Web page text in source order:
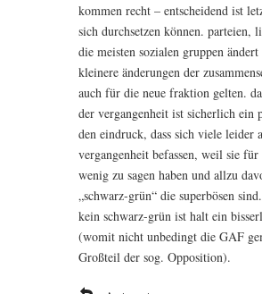
kom­men recht – ent­schei­dend ist
sich durch­set­zen kön­nen. par­tei­en,
die meis­ten sozia­len grup­pen
klei­ne­re ände­run­gen der
auch für die neue frak­ti­on gel­ten.
der ver­gan­gen­heit ist sicher­lich ein
den ein­druck, dass sich vie­le lei­der
ver­gan­gen­heit befas­sen, weil sie
wenig zu sagen haben und all­zu
„schwarz-grün“ die super­bö­sen
kein schwarz-grün ist halt ein
(womit nicht unbe­dingt die GAF
Groß­teil der sog. Opposition).